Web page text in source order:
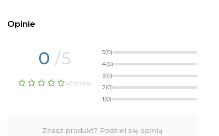
Opinie
0 /5
(0 opinii)
5(0)
4(0)
3(0)
2(0)
1(0)
Znasz produkt? Podziel się opinią